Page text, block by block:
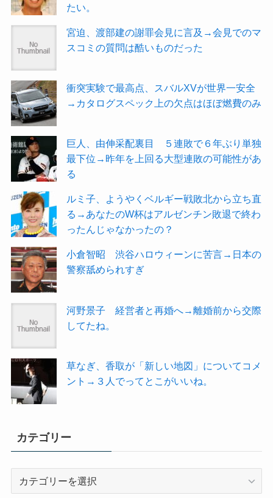
たい。
宮迫、渡部建の謝罪会見に言及→会見でのマ
スコミの質問は酷いものだった
衝突実験で最高点、スバルXVが世界一安全
→カタログスペック上の欠点はほぼ燃費のみ
巨人、由伸采配裏目 ５連敗で６年ぶり単独
最下位→昨年を上回る大型連敗の可能性があ
る
ルミ子、ようやくベルギー戦敗北から立ち直
る→あなたのW杯はアルゼンチン敗退で終わ
ったんじゃなかったの？
小倉智昭 渋谷ハロウィーンに苦言→日本の
警察舐められすぎ
河野景子 経営者と再婚へ→離婚前から交際
してたね。
草なぎ、香取が「新しい地図」についてコメ
ント→３人でってとこがいいね。
カテゴリー